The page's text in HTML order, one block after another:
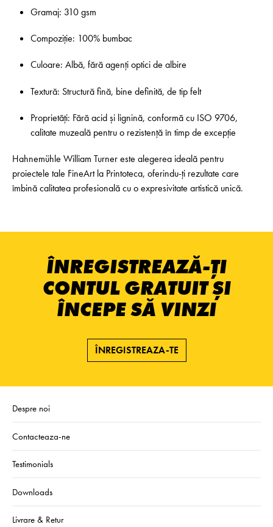
Gramaj: 310 gsm
Compoziție: 100% bumbac
Culoare: Albă, fără agenți optici de albire
Textură: Structură fină, bine definită, de tip felt
Proprietăți: Fără acid și lignină, conformă cu ISO 9706,
calitate muzeală pentru o rezistență în timp de excepție
Hahnemühle William Turner este alegerea ideală pentru
proiectele tale FineArt la Printoteca, oferindu-ți rezultate care
îmbină calitatea profesională cu o expresivitate artistică unică.
ÎNREGISTREAZĂ-ȚI
CONTUL GRATUIT ȘI
ÎNCEPE SĂ VINZI
ÎNREGISTREAZA-TE
Despre noi
Contacteaza-ne
Testimonials
Downloads
Livrare & Retur